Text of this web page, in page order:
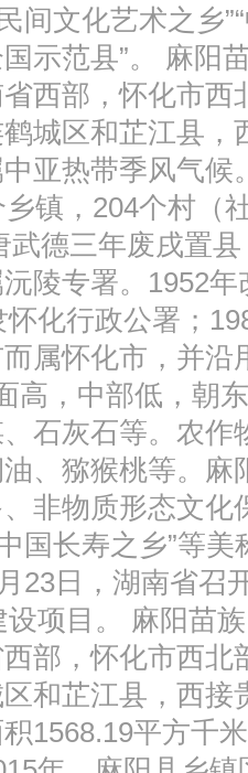
间文化艺术之乡
示范县”。 麻阳
西部，怀化市西
城区和芷江县，
亚热带季风气候
镇，204个村（
武德三年废戌置
陵专署。1952
怀化行政公署；
而属怀化市，并
高，中部低，朝
石灰石等。农作
、猕猴桃等。麻
非物质形态文化
国长寿之乡”等
23日，湖南省召
设项目。 麻阳苗
部，怀化市西北
和芷江县，西接
1568.19平方千